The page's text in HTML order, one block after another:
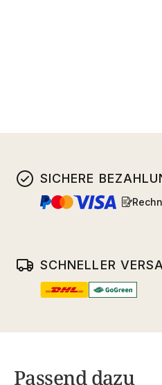
SICHERE
SCHNELLER
Passend dazu